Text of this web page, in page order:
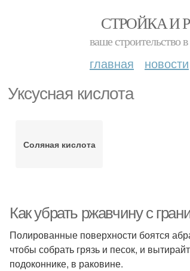
СТРОЙКА И
ваше строительство
главная новости
Уксусная кислота
Соляная кислота
Как убрать ржавчину с
Полированные поверхности боятся
чтобы собрать грязь и песок, и
подоконнике, в раковине.